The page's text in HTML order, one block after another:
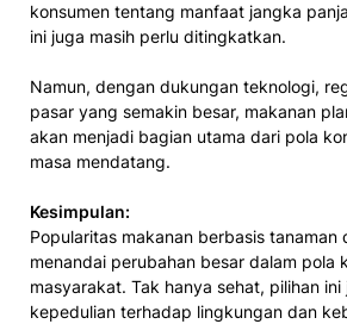
konsumen tentang manfaat jangka
ini juga masih perlu ditingkatkan.
Namun, dengan dukungan teknologi,
pasar yang semakin besar, makanan
akan menjadi bagian utama dari pola
masa mendatang.
Kesimpulan:
Popularitas makanan berbasis tanaman
menandai perubahan besar dalam pola
masyarakat. Tak hanya sehat, pilihan
kepedulian terhadap lingkungan dan